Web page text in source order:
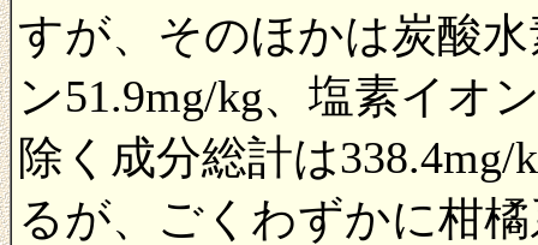
すが、そのほかは炭酸
ン51.9mg/kg、塩素イオ
除く成分総計は
るが、ごくわずかに柑